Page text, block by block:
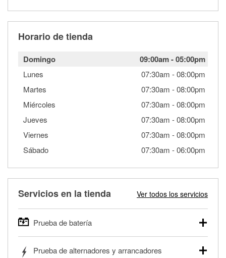
Horario de tienda
Domingo 09:00am-05:00pm
Lunes 07:30am -08:00pm
Martes
07:30am -08:00pm
Miércoles
07:30am -08:00pm
Jueves
07:30am -08:00pm
Viernes
07:30am -08:00pm
Sábado
07:30am -06:00pm
Servicios en la tienda Ver todos los servicios
Prueba de batería
autos, camionetas, SUVs, vehículos comerciales y
Prueba de alternadores y arrancadores